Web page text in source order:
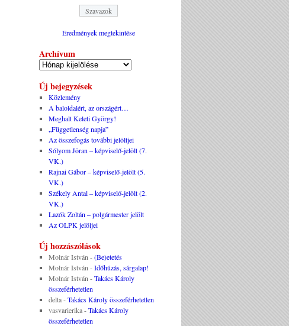
Eredmények megtekintése
Archívum
Új bejegyzések
Közlemény
A baloldalért, az országért…
Meghalt Keleti György!
„Függetlenség napja”
Az összefogás további jelöltjei
Sólyom Jöran – képviselő-jelölt (7.
VK.)
Rajnai Gábor – képviselő-jelölt (5.
VK.)
Székely Antal – képviselő-jelölt (2.
VK.)
Lazók Zoltán – polgármester jelölt
Az OLPK jelöljei
Új hozzászólások
Molnár István -(Be)etetés
Molnár István -Időhúzás, sárgalap!
Molnár István -Takács Károly
összeférhetetlen
delta-Takács Károly összeférhetetlen
vasvarierika-Takács Károly
összeférhetetlen